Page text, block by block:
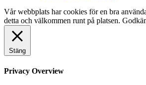
Vår webbplats har cookies för en bra
detta och välkommen runt på platsen.
Stäng
Privacy Overview